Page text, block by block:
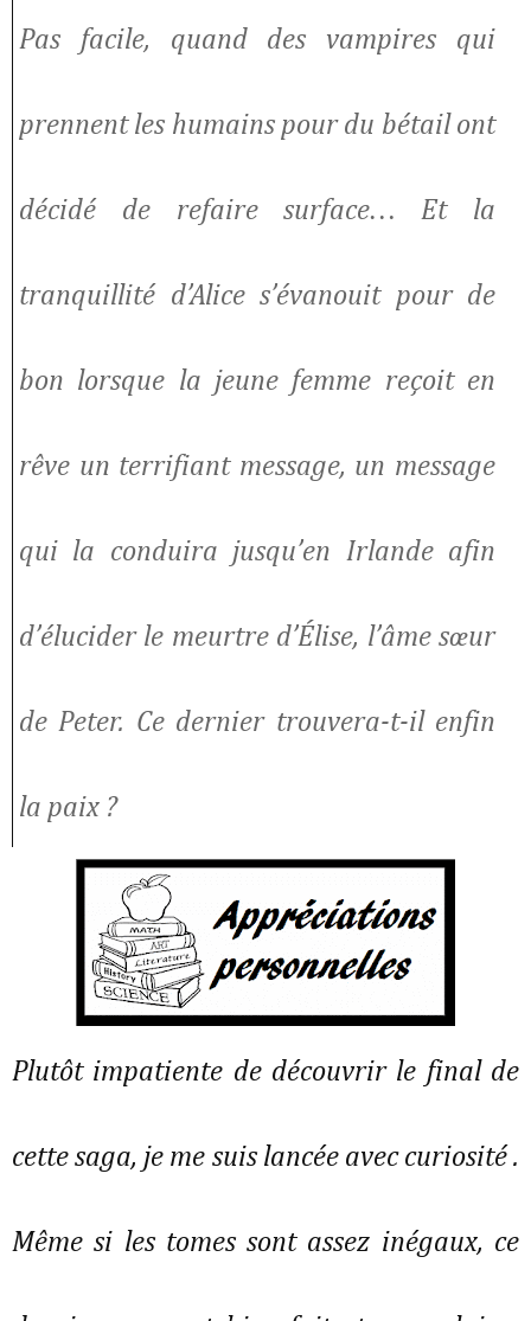
Pas facile, quand des vampires qui
prennent les humains pour du bétail ont
décidé de refaire surface… Et la
tranquillité d’Alice s’évanouit pour de
bon lorsque la jeune femme reçoit en
rêve un terrifiant message, un message
qui la conduira jusqu’en Irlande afin
d’élucider le meurtre d’Élise, l’âme sœur
de Peter. Ce dernier trouvera-t-il enfin
la paix ?
Plutôt impatiente de découvrir le final de
cette saga, je me suis lancée avec curiosité .
Même si les tomes sont assez inégaux, ce